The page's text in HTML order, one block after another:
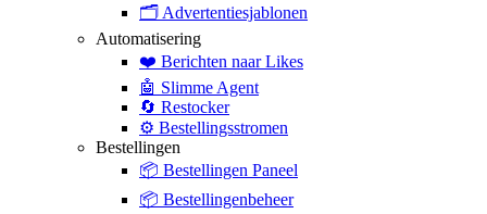
🗂️ Advertentiesjablonen
Automatisering
❤️ Berichten naar Likes
🤖 Slimme Agent
🔄 Restocker
⚙️ Bestellingsstromen
Bestellingen
📦 Bestellingen Paneel
📦 Bestellingenbeheer